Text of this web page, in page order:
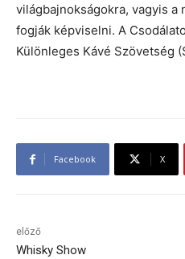
világbajnokságokra, vagyis
fogják képviselni. A
Különleges Kávé Szövetség
Facebook X
előző
Whisky Show